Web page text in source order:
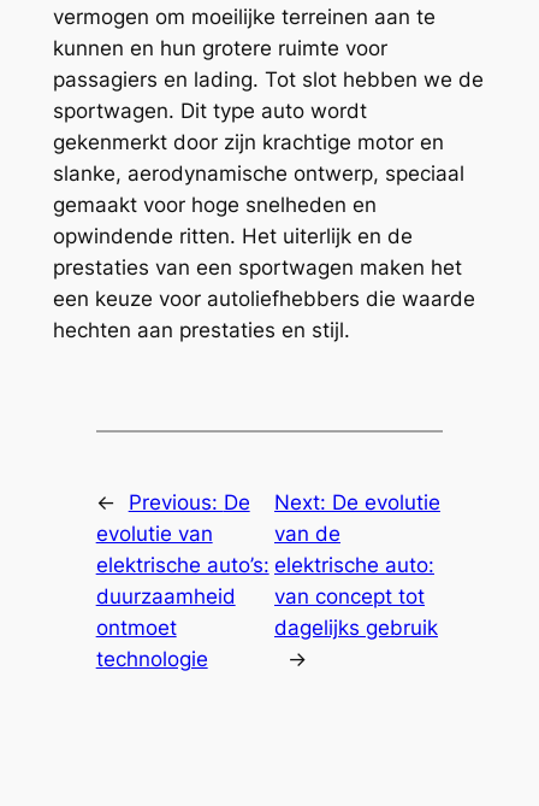
vermogen om moeilijke terreinen aan te
kunnen en hun grotere ruimte voor
passagiers en lading. Tot slot hebben we de
sportwagen. Dit type auto wordt
gekenmerkt door zijn krachtige motor en
slanke, aerodynamische ontwerp, speciaal
gemaakt voor hoge snelheden en
opwindende ritten. Het uiterlijk en de
prestaties van een sportwagen maken het
een keuze voor autoliefhebbers die waarde
hechten aan prestaties en stijl.
← Previous: De
evolutie van
elektrische auto’s:
duurzaamheid
ontmoet
technologie
Next: De evolutie
van de
elektrische auto:
van concept tot
dagelijks gebruik
→